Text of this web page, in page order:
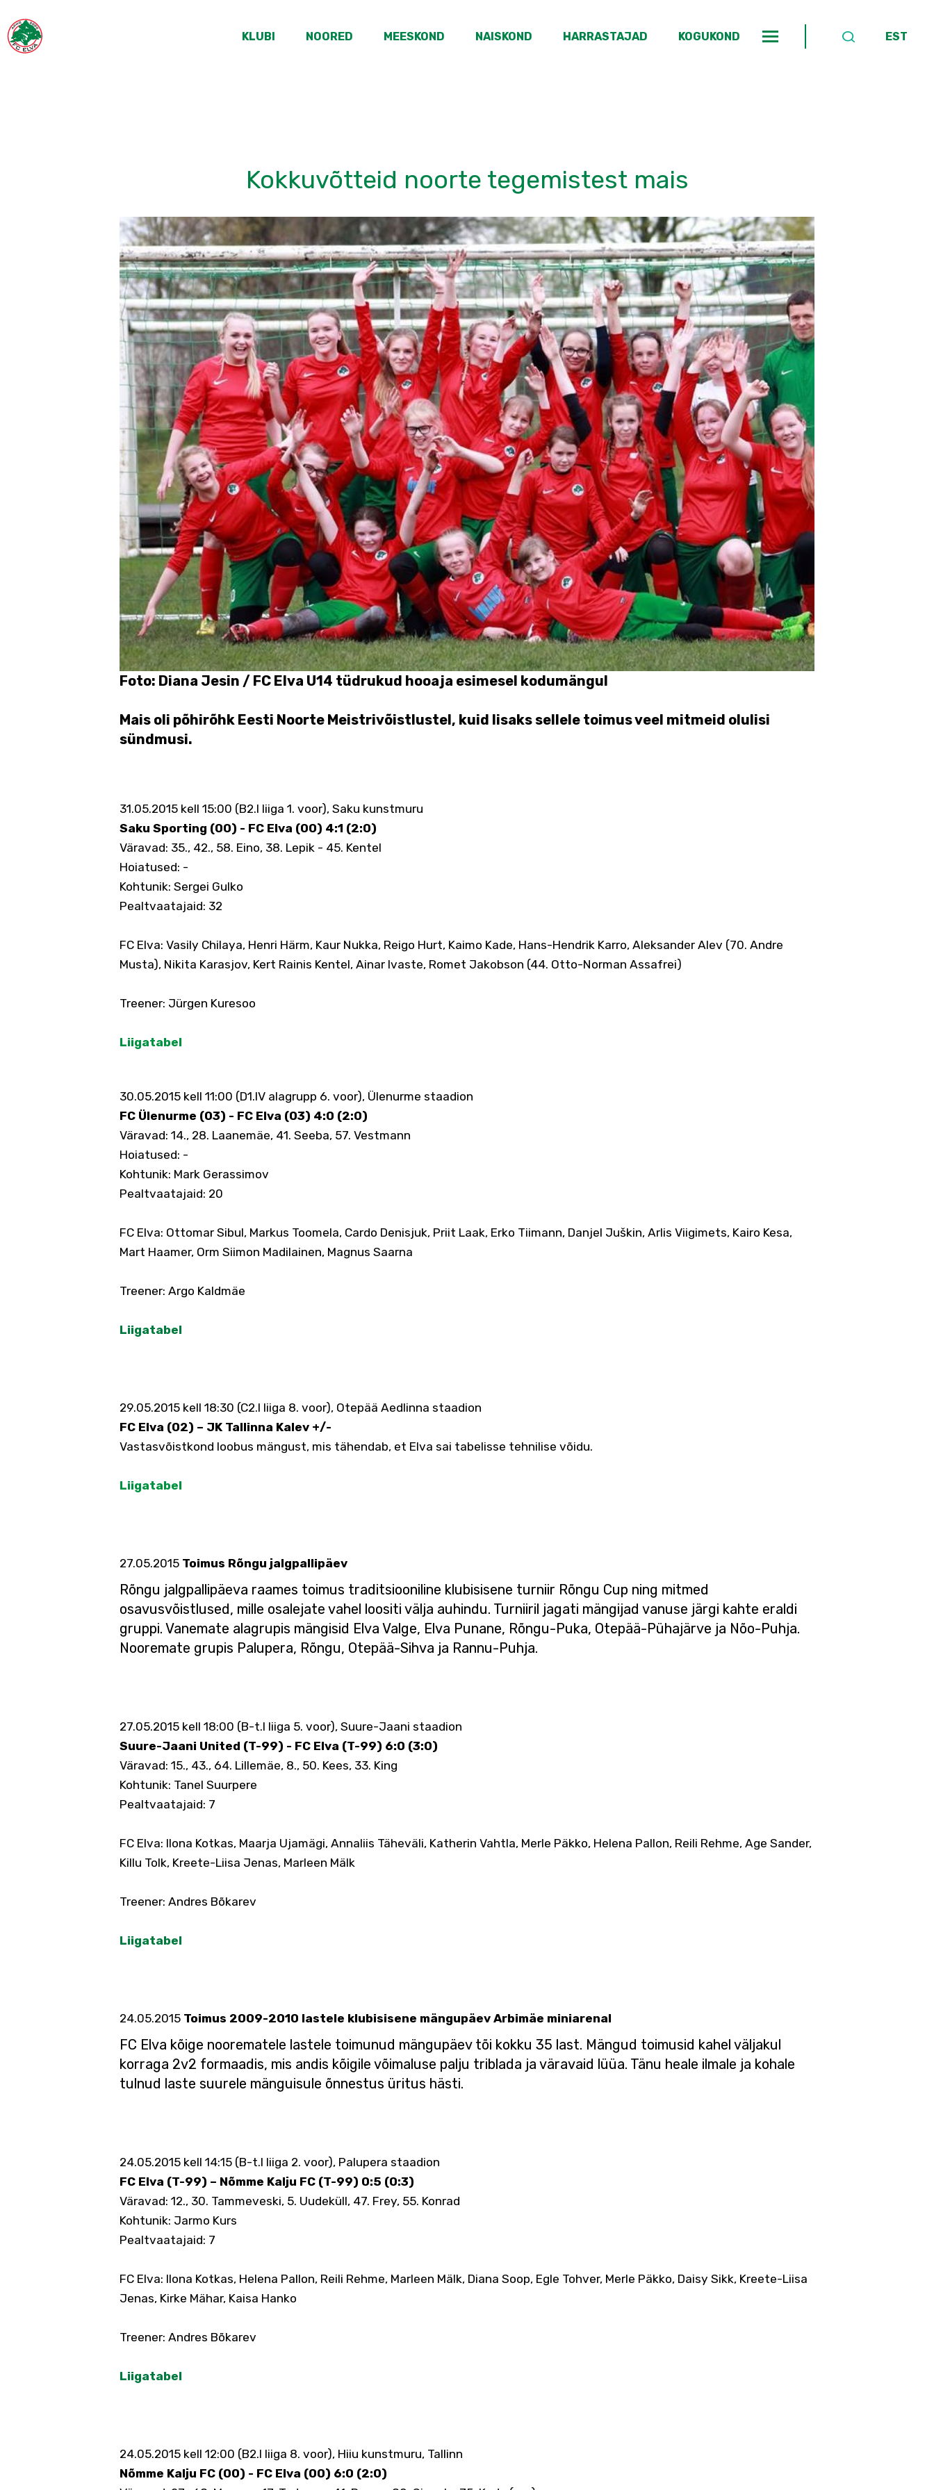
KLUBI NOORED MEESKOND NAISKOND HARRASTAJAD KOGUKOND EST
Kokkuvõtteid noorte tegemistest mais
Foto: Diana Jesin / FC Elva U14 tüdrukud hooaja esimesel kodumängul
Mais oli põhirõhk Eesti Noorte Meistrivõistlustel, kuid lisaks sellele toimus veel mitmeid olulisi
sündmusi.
31.05.2015 kell 15:00 (B2.I liiga 1. voor), Saku kunstmuru
Saku Sporting (00) - FC Elva (00) 4:1 (2:0)
Väravad: 35., 42., 58. Eino, 38. Lepik - 45. Kentel
Hoiatused: -
Kohtunik: Sergei Gulko
Pealtvaatajaid: 32
FC Elva: Vasily Chilaya, Henri Härm, Kaur Nukka, Reigo Hurt, Kaimo Kade, Hans-Hendrik Karro, Aleksander Alev (70. Andre
Musta), Nikita Karasjov, Kert Rainis Kentel, Ainar Ivaste, Romet Jakobson (44. Otto-Norman Assafrei)
Treener: Jürgen Kuresoo
Liigatabel
30.05.2015 kell 11:00 (D1.IV alagrupp 6. voor), Ülenurme staadion
FC Ülenurme (03) - FC Elva (03) 4:0 (2:0)
Väravad: 14., 28. Laanemäe, 41. Seeba, 57. Vestmann
Hoiatused: -
Kohtunik: Mark Gerassimov
Pealtvaatajaid: 20
FC Elva: Ottomar Sibul, Markus Toomela, Cardo Denisjuk, Priit Laak, Erko Tiimann, Danjel Juškin, Arlis Viigimets, Kairo Kesa,
Mart Haamer, Orm Siimon Madilainen, Magnus Saarna
Treener: Argo Kaldmäe
Liigatabel
29.05.2015 kell 18:30 (C2.I liiga 8. voor), Otepää Aedlinna staadion
FC Elva (02) – JK Tallinna Kalev +/-
Vastasvõistkond loobus mängust, mis tähendab, et Elva sai tabelisse tehnilise võidu.
Liigatabel
27.05.2015 Toimus Rõngu jalgpallipäev
Rõngu jalgpallipäeva raames toimus traditsiooniline klubisisene turniir Rõngu Cup ning mitmed
osavusvõistlused, mille osalejate vahel loositi välja auhindu. Turniiril jagati mängijad vanuse järgi kahte eraldi
gruppi. Vanemate alagrupis mängisid Elva Valge, Elva Punane, Rõngu-Puka, Otepää-Pühajärve ja Nõo-Puhja.
Nooremate grupis Palupera, Rõngu, Otepää-Sihva ja Rannu-Puhja.
27.05.2015 kell 18:00 (B-t.I liiga 5. voor), Suure-Jaani staadion
Suure-Jaani United (T-99) - FC Elva (T-99) 6:0 (3:0)
Väravad: 15., 43., 64. Lillemäe, 8., 50. Kees, 33. King
Kohtunik: Tanel Suurpere
Pealtvaatajaid: 7
FC Elva: Ilona Kotkas, Maarja Ujamägi, Annaliis Täheväli, Katherin Vahtla, Merle Päkko, Helena Pallon, Reili Rehme, Age Sander,
Killu Tolk, Kreete-Liisa Jenas, Marleen Mälk
Treener: Andres Bõkarev
Liigatabel
24.05.2015 Toimus 2009-2010 lastele klubisisene mängupäev Arbimäe miniarenal
FC Elva kõige noorematele lastele toimunud mängupäev tõi kokku 35 last. Mängud toimusid kahel väljakul
korraga 2v2 formaadis, mis andis kõigile võimaluse palju triblada ja väravaid lüüa. Tänu heale ilmale ja kohale
tulnud laste suurele mänguisule õnnestus üritus hästi.
24.05.2015 kell 14:15 (B-t.I liiga 2. voor), Palupera staadion
FC Elva (T-99) – Nõmme Kalju FC (T-99) 0:5 (0:3)
Väravad: 12., 30. Tammeveski, 5. Uudeküll, 47. Frey, 55. Konrad
Kohtunik: Jarmo Kurs
Pealtvaatajaid: 7
FC Elva: Ilona Kotkas, Helena Pallon, Reili Rehme, Marleen Mälk, Diana Soop, Egle Tohver, Merle Päkko, Daisy Sikk, Kreete-Liisa
Jenas, Kirke Mähar, Kaisa Hanko
Treener: Andres Bõkarev
Liigatabel
24.05.2015 kell 12:00 (B2.I liiga 8. voor), Hiiu kunstmuru, Tallinn
Nõmme Kalju FC (00) - FC Elva (00) 6:0 (2:0)